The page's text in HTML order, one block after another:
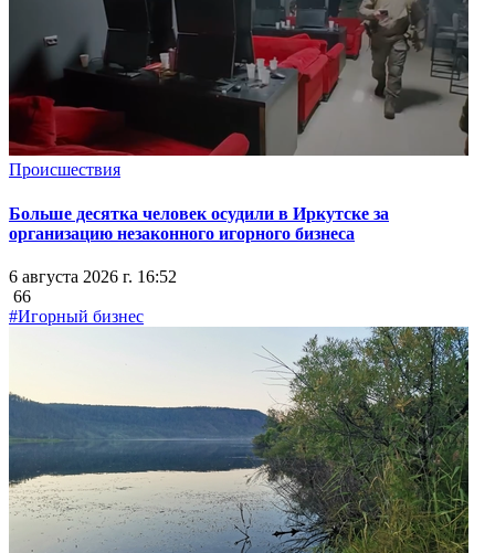
Происшествия
Больше десятка человек осудили в Иркутске за
организацию незаконного игорного бизнеса
6 августа 2026 г. 16:52
66
#Игорный бизнес